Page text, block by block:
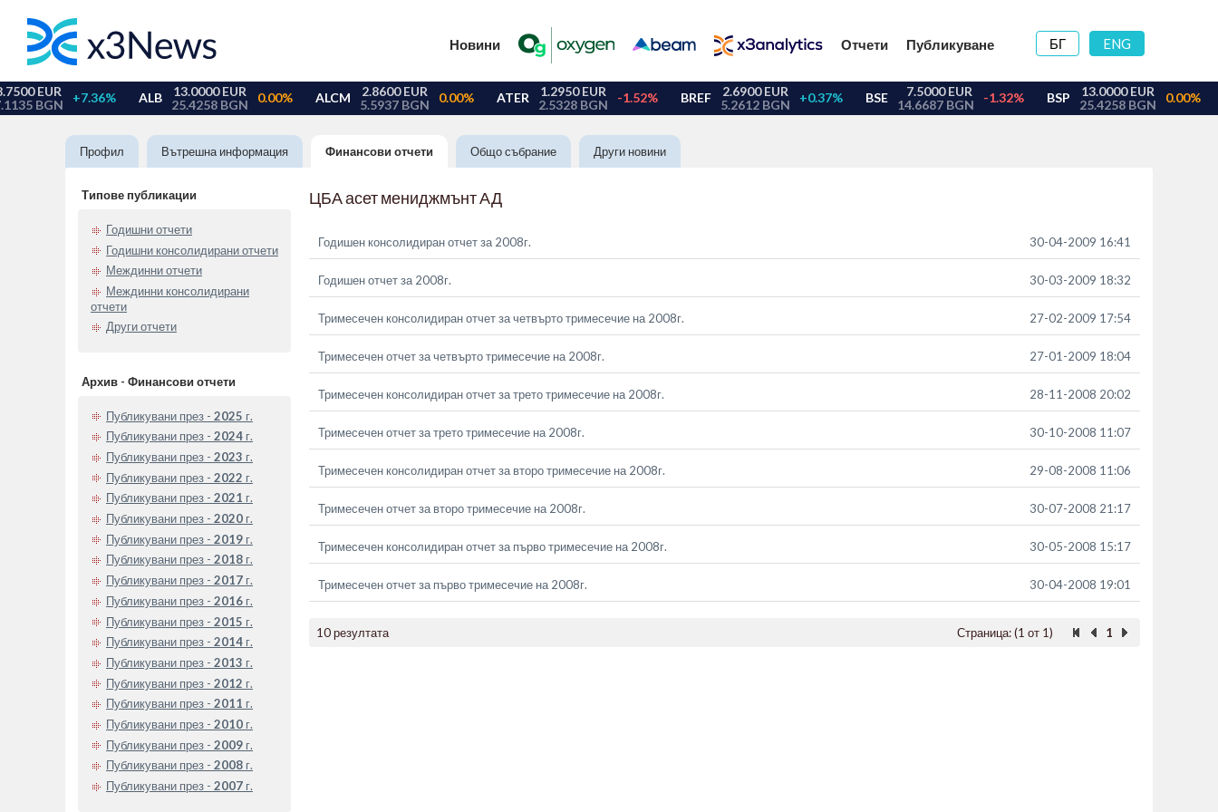
БГ ENG
Новини Отчети Публикуване
Профил Вътрешна информация Финансови отчети Общо събрание Други новини
Типове публикации
Годишни отчети
Годишни консолидирани отчети
Междинни отчети
Междинни консолидирани
отчети
Други отчети
Архив - Финансови отчети
Публикувани през - 2025 г.
Публикувани през - 2024 г.
Публикувани през - 2023 г.
Публикувани през - 2022 г.
Публикувани през - 2021 г.
Публикувани през - 2020 г.
Публикувани през - 2019 г.
Публикувани през - 2018 г.
Публикувани през - 2017 г.
Публикувани през - 2016 г.
Публикувани през - 2015 г.
Публикувани през - 2014 г.
Публикувани през - 2013 г.
Публикувани през - 2012 г.
Публикувани през - 2011 г.
Публикувани през - 2010 г.
Публикувани през - 2009 г.
Публикувани през - 2008 г.
Публикувани през - 2007 г.
ЦБА асет мениджмънт АД
Годишен консолидиран отчет за 2008г. 30-04-2009 16:41
Годишен отчет за 2008г. 30-03-2009 18:32
Тримесечен консолидиран отчет за четвърто тримесечие на 2008г. 27-02-2009 17:54
Тримесечен отчет за четвърто тримесечие на 2008г. 27-01-2009 18:04
Тримесечен консолидиран отчет за трето тримесечие на 2008г. 28-11-2008 20:02
Тримесечен отчет за трето тримесечие на 2008г. 30-10-2008 11:07
Тримесечен консолидиран отчет за второ тримесечие на 2008г. 29-08-2008 11:06
Тримесечен отчет за второ тримесечие на 2008г. 30-07-2008 21:17
Тримесечен консолидиран отчет за първо тримесечие на 2008г. 30-05-2008 15:17
Тримесечен отчет за първо тримесечие на 2008г. 30-04-2008 19:01
10 резултата Страница: (1 от 1) 1